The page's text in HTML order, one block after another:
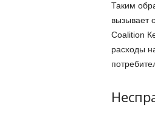
Таким
вызывает
Coalition
расходы